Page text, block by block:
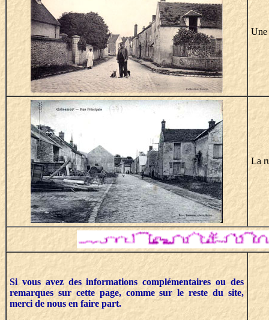
Une
La
Si vous avez des informations complémentaires ou des
remarques sur cette page, comme sur le reste du site,
merci de nous en faire part.